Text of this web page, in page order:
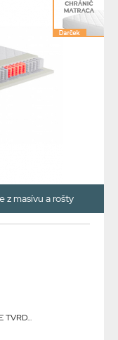
z masívu a rošty
TVRD...